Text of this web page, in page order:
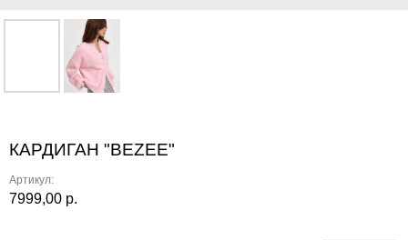
КАРДИГАН "BEZEE"
Артикул:
7999,00 р.